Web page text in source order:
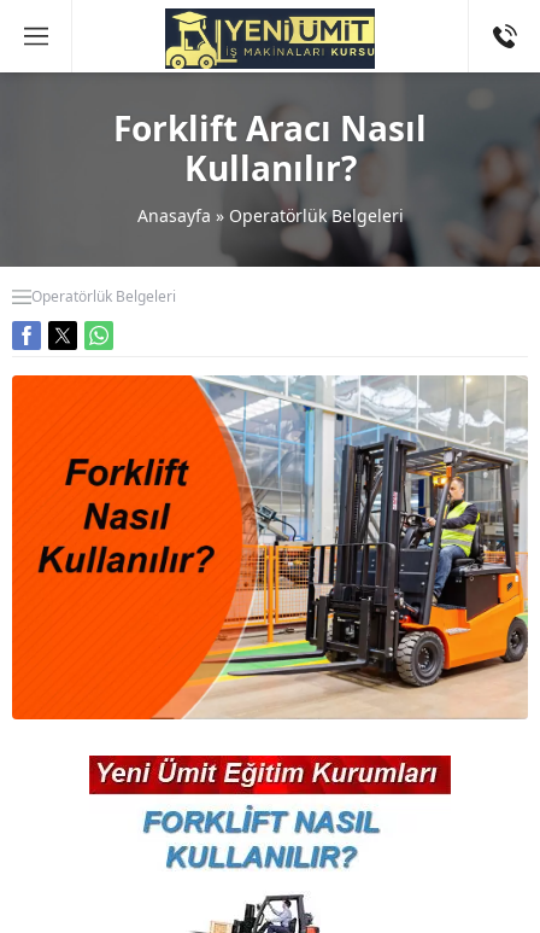
Forklift Aracı Nasıl
Kullanılır?
Anasayfa » Operatörlük Belgeleri
Operatörlük Belgeleri